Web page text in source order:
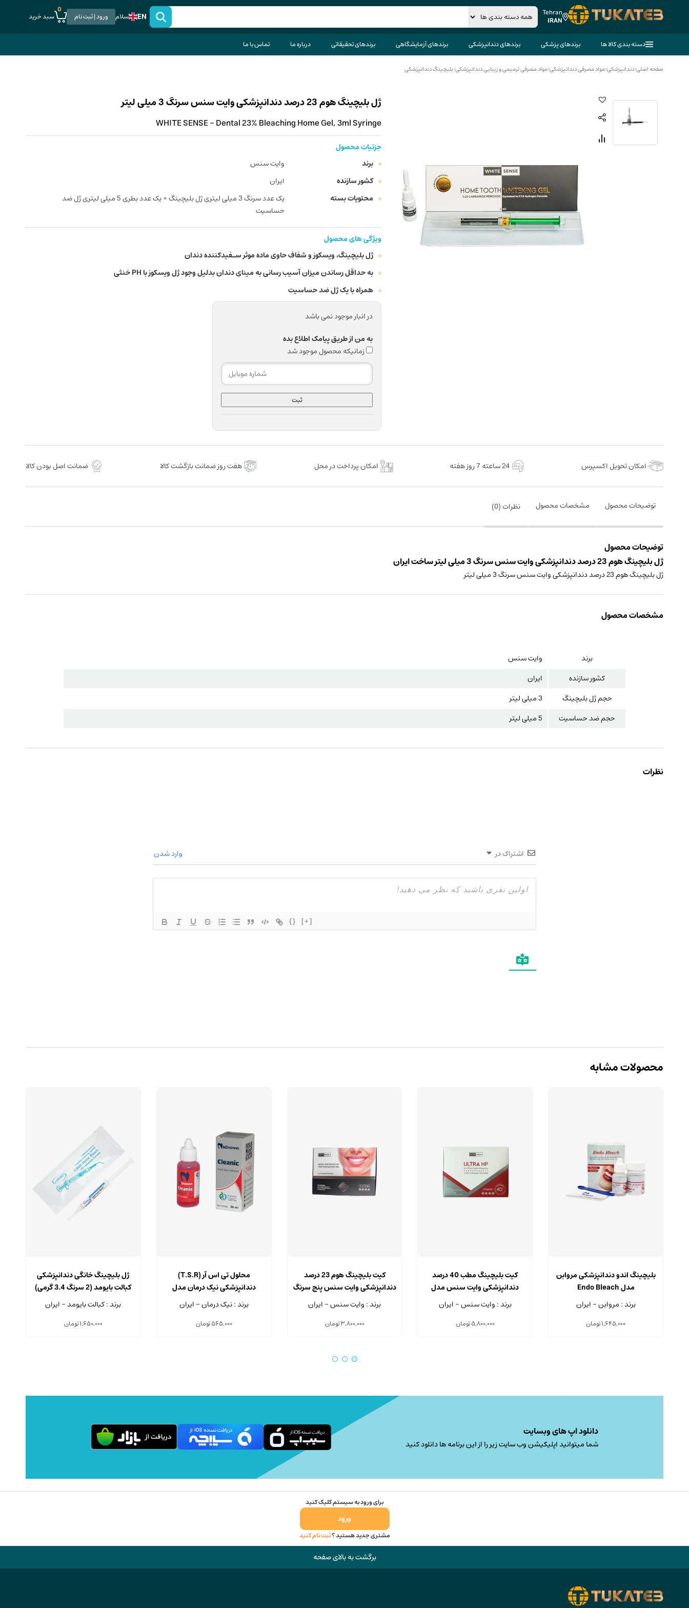
Tehran
IRAN
EN سلام ورود | ثبت نام
0
سبد خرید
دسته بندی کالا ها برندهای پزشکی برندهای دندانپزشکی برندهای آزمایشگاهی برندهای تحقیقاتی درباره ما تماس با ما
صفحه اصلی>دندانپزشکی>مواد مصرفی دندانپزشکی>مواد مصرفی ترمیمی و زیبایی دندانپزشکی>بلیچینگ دندانپزشکی
ژل بلیچینگ هوم 23 درصد دندانپزشکی وایت سنس سرنگ 3 میلی لیتر
WHITE SENSE - Dental 23% Bleaching Home Gel, 3ml Syringe
جزئیات محصول
برند
وایت سنس
کشور سازنده
ایران
محتویات بسته
یک عدد سرنگ 3 میلی لیتری ژل بلیچینگ + یک عدد بطری 5 میلی لیتری ژل ضد
حساسیت
ویژگی های محصول
ژل بلیچینگ، ویسکوز و شفاف حاوی ماده موثر سـفیدکننده دندان
به حداقل رساندن میزان آسیب رسانی به مینای دندان بدلیل وجود ژل ویسکوز با PH خنثی
همراه با یک ژل ضد حساسیت
در انبار موجود نمی باشد
به من از طریق پیامک اطلاع بده
زمانیکه محصول موجود شد
ثبت
امکان تحویل اکسپرس 24 ساعته 7 روز هفته امکان پرداخت در محل هفت روز ضمانت بازگشت کالا ضمانت اصل بودن کالا
توضیحات محصول مشخصات محصول نظرات (0
)
توضیحات محصول
ژل بلیچینگ هوم 23 درصد دندانپزشکی وایت سنس سرنگ 3 میلی لیتر ساخت ایران
ژل بلیچینگ هوم 23 درصد دندانپزشکی وایت سنس سرنگ 3 میلی لیتر
مشخصات محصول
برند
وایت سنس
کشور سازنده
ایران
حجم ژل بلیچینگ
3 میلی لیتر
حجم ضد حساسیت
5 میلی لیتر
نظرات
اشتراک در وارد شدن
{} [+]
محصولات مشابه
بلیچینگ اندو دندانپزشکی مروابن
مدل Endo Bleach
برند : مروابن - ایران
1,645,000تومان
کیت بلیچینگ مطب 40 درصد
دندانپزشکی وایت سنس مدل
ULTRA HP
برند : وایت سنس - ایران
5,800,000تومان
کیت بلیچینگ هوم 23 درصد
دندانپزشکی وایت سنس پنج سرنگ
3 میلی لیتری
برند : وایت سنس - ایران
3,800,000تومان
محلول تی اس آر (T.S.R)
دندانپزشکی نیک درمان مدل
Cleanic حجم 30 میلی لیتر
برند : نیک درمان - ایران
565,000تومان
ژل بلیچینگ خانگی دندانپزشکی
کبالت بایومد (2 سرنگ 3.4 گرمی)
برند : کبالت بایومد - ایران
1,650,000تومان
دانلود اپ های وبسایت
شما میتوانید اپلیکیشن وب سایت زیر را از این برنامه ها دانلود کنید
برای ورود به سیستم کلیک کنید
ورود
مشتری جدید هستید ؟ثبت نام کنید
برگشت به بالای صفحه